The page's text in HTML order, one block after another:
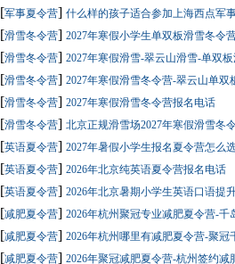
[军事夏令营] 什么样的孩子适合参加上海西点军
[滑雪冬令营] 2027年寒假小学生单双板滑雪冬令
[滑雪冬令营] 2027年寒假滑雪-翠云山滑雪-单双
[滑雪冬令营] 2027年寒假滑雪冬令营-翠云山单双
[滑雪冬令营] 2027年寒假滑雪冬令营报名电话
[滑雪冬令营] 北京正规滑雪场2027年寒假滑雪冬
[英语夏令营] 2027年暑假小学生报名夏令营怎么
[英语夏令营] 2026年北京纯英语夏令营报名电话
[英语夏令营] 2026年北京暑期小学生英语口语提
[减肥夏令营] 2026年杭州聚冠专业减肥夏令营-千
[减肥夏令营] 2026年杭州哪里有减肥夏令营-聚冠
[减肥夏令营] 2026年聚冠减肥夏令营-杭州签约减